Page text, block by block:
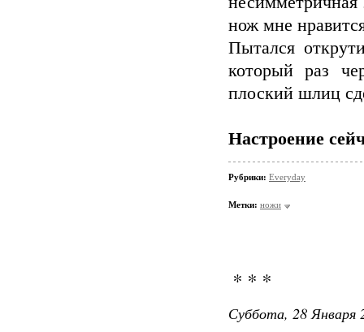
нож мне
Пытался
который раз
плоский шлиц
Настроение
Рубрики: Everyday
Метки: ножи
* * *
Суббота, 28 Января